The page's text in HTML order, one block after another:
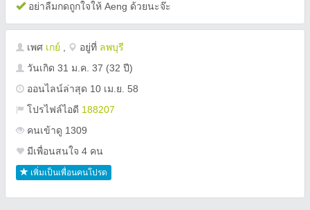
อย่าลืมกดถูกใจให้ Aeng ด้วยนะจ๊ะ
เพศ เกย์ อยู่ที่ ลพบุรี
วันเกิด 31 ม.ค. 37 (32 ปี)
ออนไลน์ล่าสุด 10 เม.ย. 58
โปรไฟล์ไอดี 188207
คนเข้าดู 1309
มีเพื่อนสนใจ 4 คน
เพิ่มเป็นเพื่อนคนโปรด